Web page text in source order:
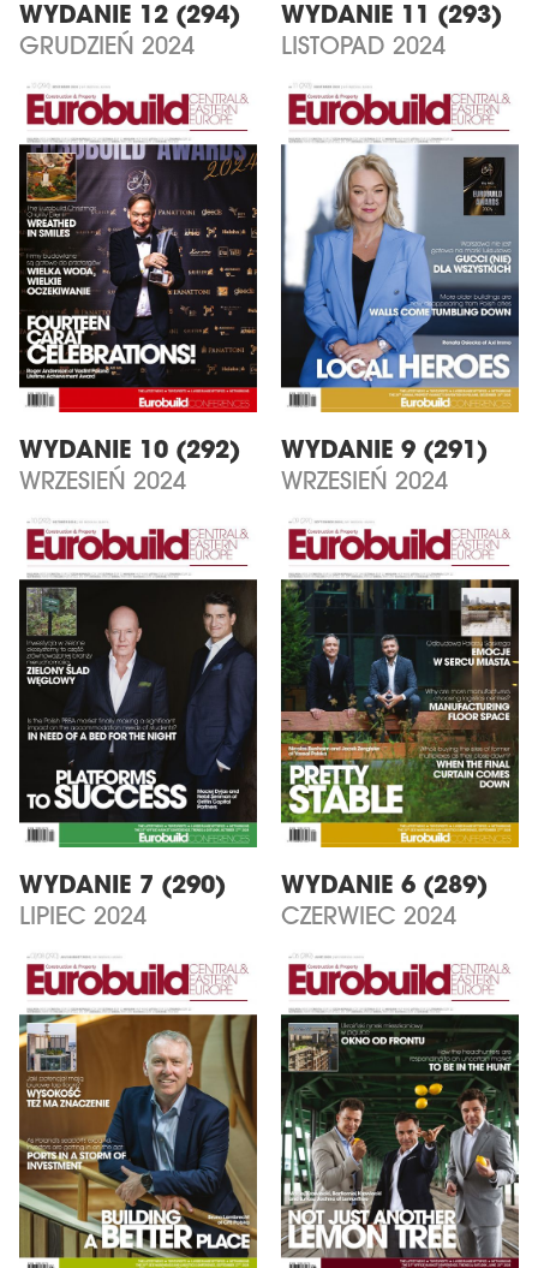
WYDANIE 12 (294)
GRUDZIEŃ 2024
WYDANIE 11 (293)
LISTOPAD 2024
WYDANIE 10 (292)
WRZESIEŃ 2024
WYDANIE 9 (291)
WRZESIEŃ 2024
WYDANIE 7 (290)
LIPIEC 2024
WYDANIE 6 (289)
CZERWIEC 2024